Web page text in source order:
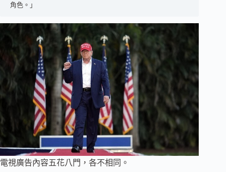
角色。」
電視廣告內容五花八門，各不相同。